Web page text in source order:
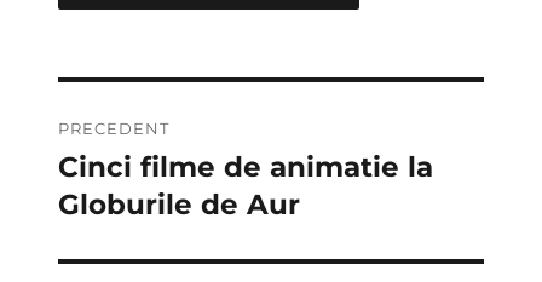
în
articole
PRECEDENT
Articolul
anterior:
Cinci filme de animatie la
Globurile de Aur